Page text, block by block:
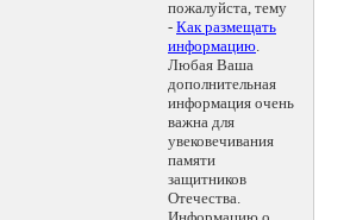
пожалуйста, тему
- Как размещать
информацию.
Любая Ваша
дополнительная
информация очень
важна для
увековечивания
памяти
защитников
Отечества.